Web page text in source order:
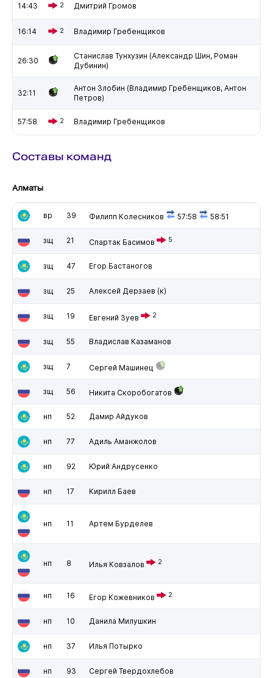
14:43 2 Дмитрий Громов
16:14 2 Владимир Гребенщиков
26:30
Станислав Тунхузин (Александр Шин, Роман
Дубинин)
32:11
Антон Злобин (Владимир Гребенщиков, Антон
Петров)
57:58 2 Владимир Гребенщиков
Составы команд
Алматы
вр 39 Филипп Колесников 57:58 58:51
зщ 21 Спартак Басимов 5
зщ 47 Егор Бастаногов
зщ 25 Алексей Дерзаев (к)
зщ 19 Евгений Зуев 2
зщ 55 Владислав Казаманов
зщ 7 Сергей Машинец
зщ 56 Никита Скоробогатов
нп 52 Дамир Айдуков
нп 77 Адиль Аманжолов
нп 92 Юрий Андрусенко
нп 17 Кирилл Баев
нп 11 Артем Бурделев
нп 8 Илья Ковзалов 2
нп 16 Егор Кожевников 2
нп 10 Данила Милушкин
нп 37 Илья Потырко
нп 93 Сергей Твердохлебов